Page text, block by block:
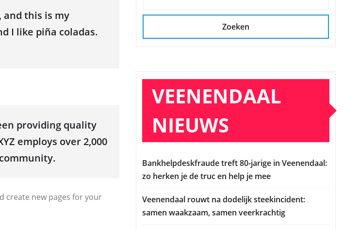
and this is my
I like piña coladas.
providing quality
employs over 2,000
create new pages for your
Zoeken
VEENENDAAL
NIEUWS
Bankhelpdeskfraude treft 80-jarige in Veenendaal:
zo herken je de truc en help je mee
Veenendaal rouwt na dodelijk steekincident:
samen waakzaam, samen veerkrachtig